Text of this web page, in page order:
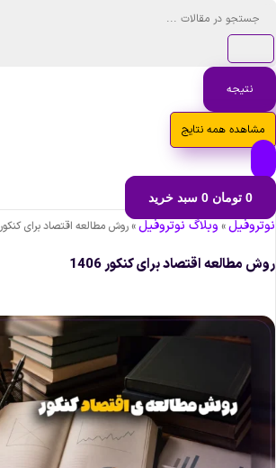
نتیجه
مشاهده همه نتایج
0 تومان 0 سبد خرید
»وبلاگ نوتروفیل»روش مطالعه اقتصاد برای کنکور 1406
مطالعه اقتصاد برای کنکور 1406